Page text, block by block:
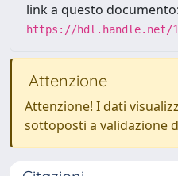
link a questo documento:
https://hdl.handle.net/
Attenzione
Attenzione! I dati
sottoposti a validazione